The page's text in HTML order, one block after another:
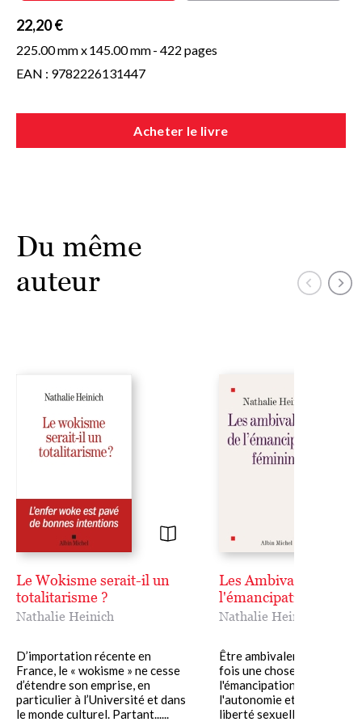
22,20 €
225.00 mm x145.00 mm- 422 pages
EAN : 9782226131447
Acheter le livre
Du même
auteur
Le Wokisme serait-il un
totalitarisme ?
Nathalie Heinich
D’importation récente en
France, le « wokisme » ne cesse
d’étendre son emprise, en
particulier à l’Université et dans
le monde culturel. Partant......
Les Ambivalences de
l'émancipation
Nathalie Heinich
Être ambivalent, c'est
fois une chose et son
l'émancipation et la
l'autonomie et la
liberté sexuelle......